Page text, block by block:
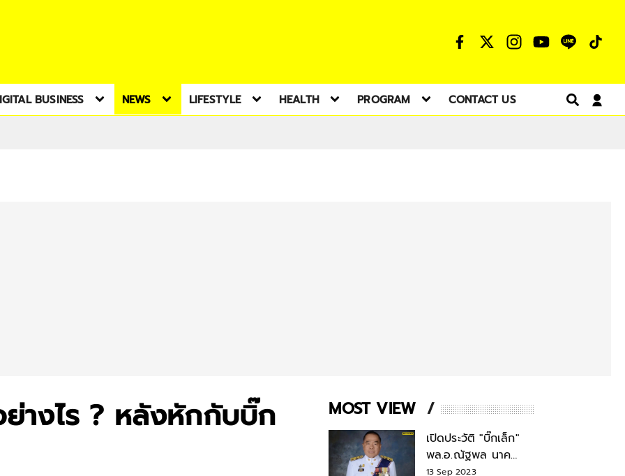
BUSINESS NEWS LIFESTYLE HEALTH PROGRAM CONTACT US
ย่างไร ? หลังหักกับบิ๊ก MOST VIEW
เปิดประวัติ "บิ๊กเล็ก"
พล.อ.ณัฐพล นาค
พาณิชย์ จากเลขาฯ
13 Sep 2023